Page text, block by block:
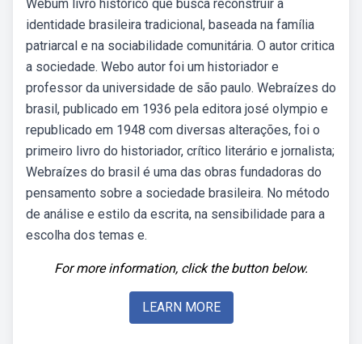
Webum livro histórico que busca reconstruir a
identidade brasileira tradicional, baseada na família
patriarcal e na sociabilidade comunitária. O autor critica
a sociedade. Webo autor foi um historiador e
professor da universidade de são paulo. Webraízes do
brasil, publicado em 1936 pela editora josé olympio e
republicado em 1948 com diversas alterações, foi o
primeiro livro do historiador, crítico literário e jornalista;
Webraízes do brasil é uma das obras fundadoras do
pensamento sobre a sociedade brasileira. No método
de análise e estilo da escrita, na sensibilidade para a
escolha dos temas e.
For more information, click the button below.
LEARN MORE